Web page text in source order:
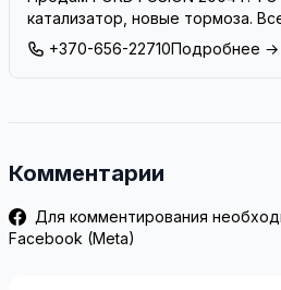
катализатор, новые тормоза.
656-22710
+370-656-22710Подробнее →
Комментарии
Для комментирования
Facebook (Meta)